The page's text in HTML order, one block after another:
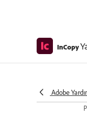
InCopy
Adobe